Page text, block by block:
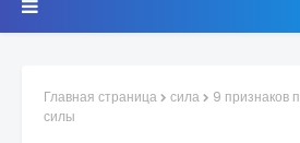
Главная страница сила
9 признаков
силы